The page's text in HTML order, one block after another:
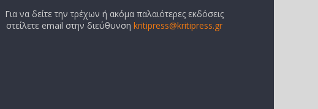
Για να δείτε την τρέχων ή ακόμα παλαιότερες εκδόσεις
στείλετε email στην διεύθυνσηkritipress@kritipress.gr